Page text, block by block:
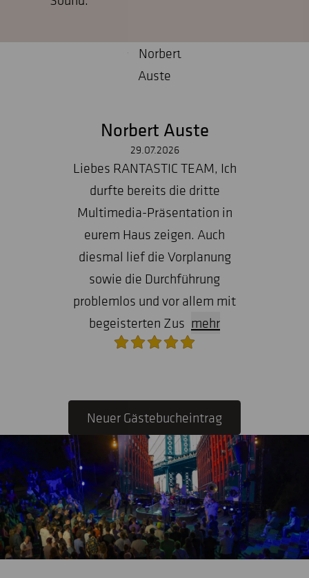
Norbert Auste
29.07.2026
Liebes RANTASTIC TEAM, Ich
durfte bereits die dritte
Multimedia-Präsentation in
eurem Haus zeigen. Auch
diesmal lief die Vorplanung
sowie die Durchführung
problemlos und vor allem mit
begeisterten Zus mehr
Neuer Gästebucheintrag